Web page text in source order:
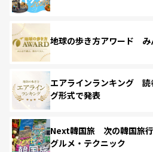
地球の歩き方アワード み
エアラインランキング 読
グ形式で発表
Next韓国旅 次の韓国旅行
グルメ・テクニック